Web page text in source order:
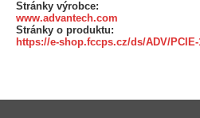
Stránky výrobce:
www.advantech.com
Stránky o produktu:
https://e-shop.fccps.cz/ds/ADV/PCIE-